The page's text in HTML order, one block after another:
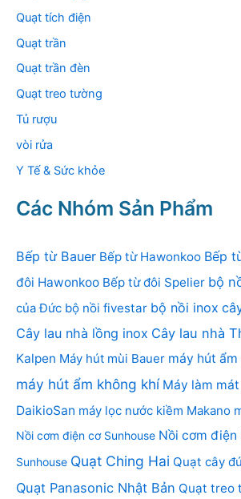
Quạt tích điện
Quạt trần
Quạt trần đèn
Quạt treo tường
Tủ rượu
vòi rửa
Y Tế & Sức khỏe
Các Nhóm Sản Phẩm
Bếp từ Bauer Bếp từ Hawonkoo Bếp
đôi Hawonkoo Bếp từ đôi Spelier bộ
của Đức bộ nồi fivestar bộ nồi inox
Cây lau nhà lồng inox Cây lau nhà
Kalpen Máy hút mùi Bauer máy hút
máy hút ẩm không khí Máy làm
DaikioSan máy lọc nước kiềm Makano
Nồi cơm điện cơ Sunhouse Nồi cơm điện
Sunhouse Quạt Ching Hai Quạt cây
Quạt Panasonic Nhật Bản Quạt treo